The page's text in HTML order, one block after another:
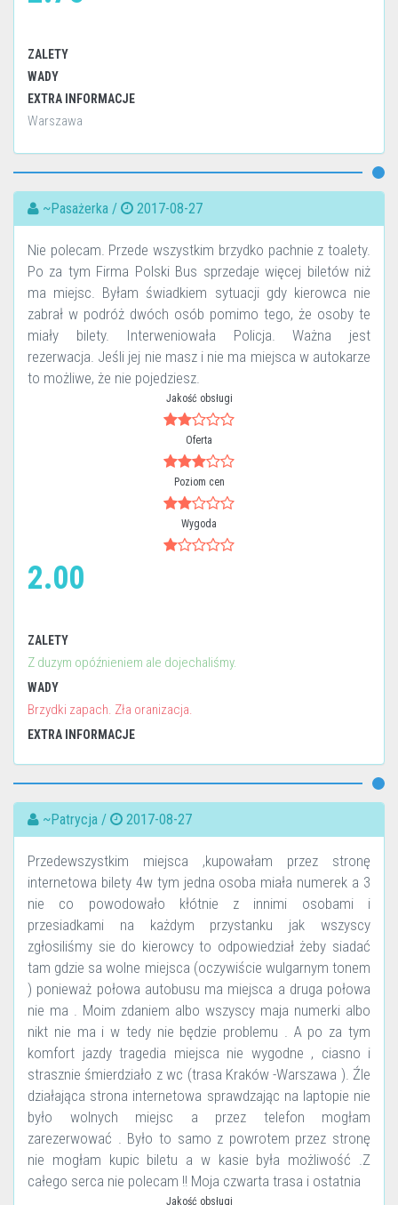
ZALETY
WADY
EXTRA INFORMACJE
Warszawa
~Pasażerka / 2017-08-27
Nie polecam. Przede wszystkim brzydko pachnie z toalety.
Po za tym Firma Polski Bus sprzedaje więcej biletów niż
ma miejsc. Byłam świadkiem sytuacji gdy kierowca nie
zabrał w podróż dwóch osób pomimo tego, że osoby te
miały bilety. Interweniowała Policja. Ważna jest
rezerwacja. Jeśli jej nie masz i nie ma miejsca w autokarze
to możliwe, że nie pojedziesz.
Jakość obsługi
Oferta
Poziom cen
Wygoda
2.00
ZALETY
Z duzym opóźnieniem ale dojechaliśmy.
WADY
Brzydki zapach. Zła oranizacja.
EXTRA INFORMACJE
~Patrycja / 2017-08-27
Przedewszystkim miejsca ,kupowałam przez stronę
internetowa bilety 4w tym jedna osoba miała numerek a 3
nie co powodowało kłótnie z innimi osobami i
przesiadkami na każdym przystanku jak wszyscy
zgłosiliśmy sie do kierowcy to odpowiedział żeby siadać
tam gdzie sa wolne miejsca (oczywiście wulgarnym tonem
) ponieważ połowa autobusu ma miejsca a druga połowa
nie ma . Moim zdaniem albo wszyscy maja numerki albo
nikt nie ma i w tedy nie będzie problemu . A po za tym
komfort jazdy tragedia miejsca nie wygodne , ciasno i
strasznie śmierdziało z wc (trasa Kraków -Warszawa ). Źle
działająca strona internetowa sprawdzając na laptopie nie
było wolnych miejsc a przez telefon mogłam
zarezerwować . Było to samo z powrotem przez stronę
nie mogłam kupic biletu a w kasie była możliwość .Z
całego serca nie polecam !! Moja czwarta trasa i ostatnia
Jakość obsługi